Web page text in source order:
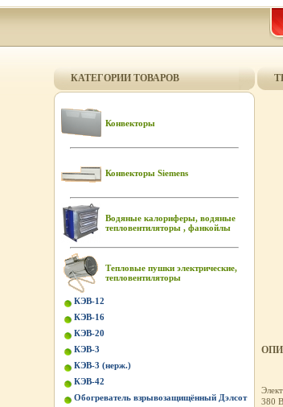
КАТЕГОРИИ ТОВАРОВ
Конвекторы
Конвекторы Siemens
Водяные калориферы, водяные
тепловентиляторы , фанкойлы
Тепловые пушки электрические,
тепловентиляторы
КЭВ-12
КЭВ-16
КЭВ-20
КЭВ-3
КЭВ-3 (нерж.)
КЭВ-42
Обогреватель взрывозащищённый Дэлсот
380